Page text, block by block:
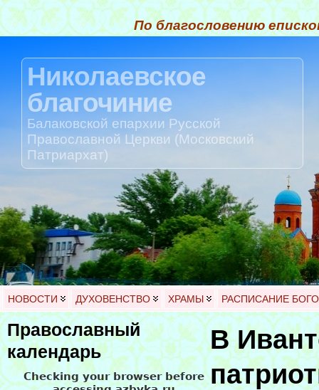
По благословению
Николаевское
благочиние
Балаковской епархии Русской
Православной Церкви (Московский
Патриархат)
НОВОСТИ ДУХОВЕНСТВО ХРАМЫ РАСПИСАНИЕ
Православный
календарь
В